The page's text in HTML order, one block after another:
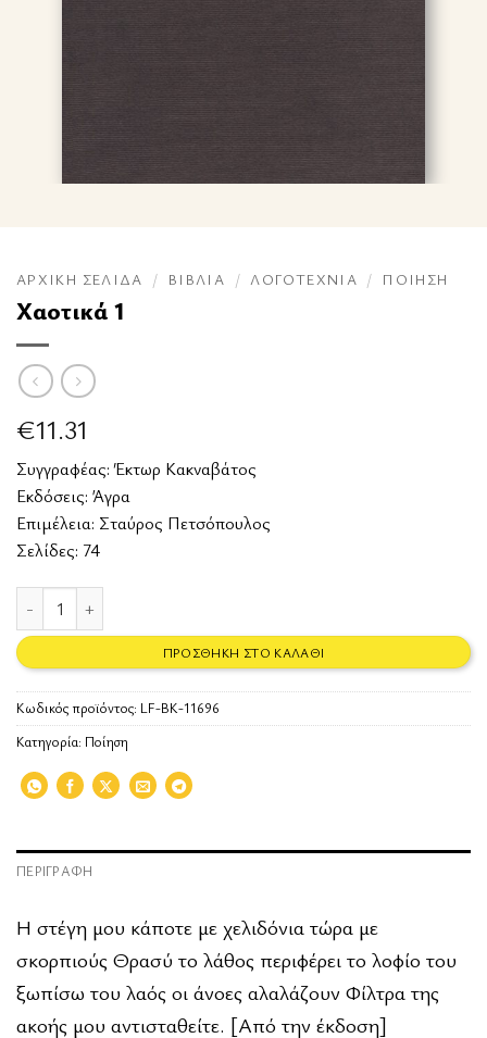
ΑΡΧΙΚΉ ΣΕΛΊΔΑ / ΒΙΒΛΊΑ / ΛΟΓΟΤΕΧΝΊΑ / ΠΟΊΗΣΗ
Χαοτικά 1
€11.31
Συγγραφέας:Έκτωρ Κακναβάτος
Εκδόσεις: Άγρα
Επιμέλεια: Σταύρος Πετσόπουλος
Σελίδες: 74
Χαοτικά 1 ποσότητα
ΠΡΟΣΘΉΚΗ ΣΤΟ ΚΑΛΆΘΙ
Κωδικός προϊόντος: LF-BK-11696
Κατηγορία: Ποίηση
ΠΕΡΙΓΡΑΦΉ
Η στέγη μου κάποτε με χελιδόνια τώρα με
σκορπιούς Θρασύ το λάθος περιφέρει το λοφίο του
ξωπίσω του λαός οι άνοες αλαλάζουν Φίλτρα της
ακοής μου αντισταθείτε. [Από την έκδοση]